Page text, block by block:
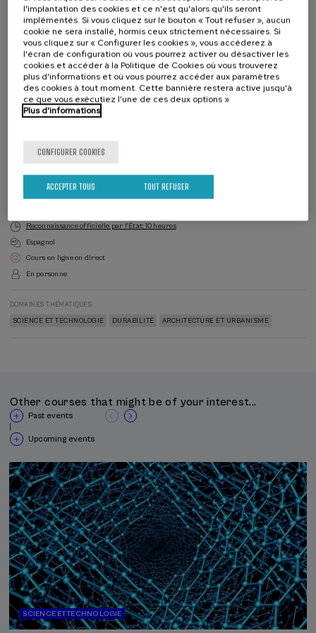
Date d'échéance
d'attente
Enrollment deadline completed
Directeur(-
trice)
DIRECTEUR(-TRICE) DU COURS
Eneko Madrazo Uribeetxebarria
Universidad del País Vasco (UPV/EHU)
Reconnaissance officielle par l'État: 10 heures
Espagnol
Cours en ligne en direct
En personne
DOMAINES THÉMATIQUES
SCIENCE ET TECHNOLOGIE DURABILITÉ ARCHITECTURE ET URBANISME
Other courses that might be of your interest...
Past events
Upcoming events
SCIENCE ET TECHNOLOGIE
l'implantation des cookies et ce n'est qu'alors qu'ils seront
implémentés. Si vous cliquez sur le bouton « Tout refuser », aucun
cookie ne sera installé, hormis ceux strictement nécessaires. Si
vous cliquez sur « Configurer les cookies », vous accéderez à
l'écran de configuration où vous pourrez activer ou désactiver les
cookies et accéder à la Politique de Cookies où vous trouverez
plus d'informations et où vous pourrez accéder aux paramètres
des cookies à tout moment. Cette bannière restera active jusqu'à
ce que vous exécutiez l'une de ces deux options »
Plus d'informations
CONFIGURER COOKIES
TOUT REFUSER
ACCEPTER TOUS